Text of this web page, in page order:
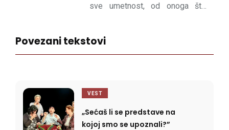
sve umetnost, od onoga što
koji pišeš i sanjaš.
Povezani tekstovi
VEST
„Sećaš li se predstave na
kojoj smo se upoznali?”